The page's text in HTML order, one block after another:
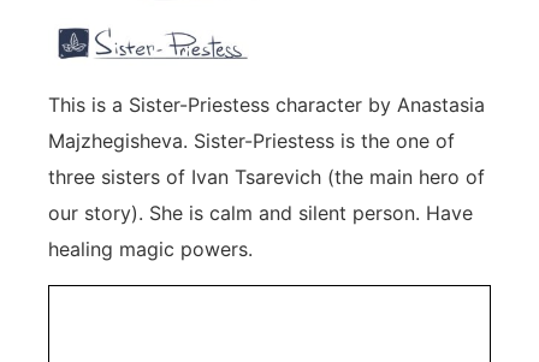
This is a Sister-Priestess character by Anastasia
Majzhegisheva. Sister-Priestess is the one of
three sisters of Ivan Tsarevich (the main hero of
our story). She is calm and silent person. Have
healing magic powers.